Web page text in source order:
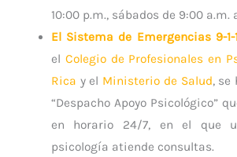
10:00 p.m., sábados de 9:00 a.m.
El Sistema de Emergencias 9-1-
el Colegio de Profesionales en
Rica y el Ministerio de Salud, se
“Despacho Apoyo Psicológico”
en horario 24/7, en el que
psicología atiende consultas.